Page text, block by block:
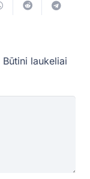
Būtini laukeliai